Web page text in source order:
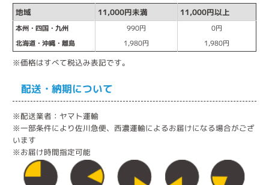
地域 11,000円未満 11,000円以上
本州・四国・九州 990円
0円
北海道・沖縄・離島
1,980円 1,980円
※価格はすべて税込み表記です。
配送・納期について
※配送業者：ヤマト運輸
※一部条件により佐川急便、西濃運輸によるお届けになる場合がござ
います
※お届け時間指定可能